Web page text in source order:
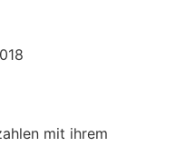
mit ihrem